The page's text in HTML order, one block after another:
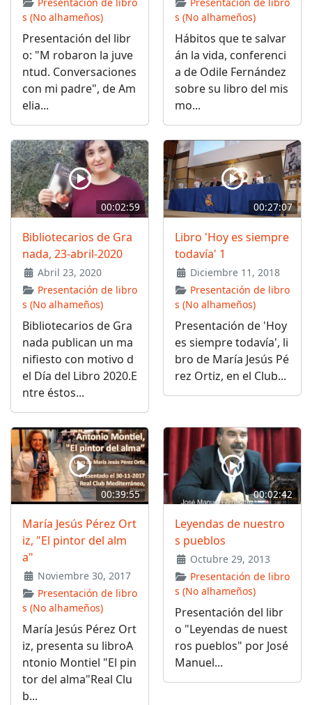
s (No alhameños)
Presentación del libr
o: "M robaron la juve
ntud. Conversaciones
con mi padre", de Am
elia...
s (No alhameños)
Hábitos que te salvar
án la vida, conferenci
a de Odile Fernández
sobre su libro del mis
mo...
00:02:59
Bibliotecarios de Gra
nada, 23-abril-2020
Abril 23, 2020
Presentación de libro
s (No alhameños)
Bibliotecarios de Gra
nada publican un ma
nifiesto con motivo d
el Día del Libro 2020.E
ntre éstos...
00:27:07
Libro 'Hoy es siempre
todavía' 1
Diciembre 11, 2018
Presentación de libro
s (No alhameños)
Presentación de 'Hoy
es siempre todavía', li
bro de María Jesús Pé
rez Ortiz, en el Club...
00:39:55
María Jesús Pérez Ort
iz, "El pintor del alm
a"
Noviembre 30, 2017
Presentación de libro
s (No alhameños)
María Jesús Pérez Ort
iz, presenta su libroA
ntonio Montiel "El pin
tor del alma"Real Clu
b...
00:02:42
Leyendas de nuestro
s pueblos
Octubre 29, 2013
Presentación de libro
s (No alhameños)
Presentación del libr
o "Leyendas de nuest
ros pueblos" por José
Manuel...